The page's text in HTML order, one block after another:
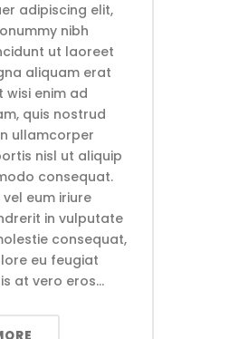
adipiscing elit,
nibh
ut laoreet
aliquam erat
wisi enim ad
quis nostrud
ullamcorper
nisl ut aliquip
consequat.
eum iriure
in vulputate
consequat,
eu feugiat
at vero eros...